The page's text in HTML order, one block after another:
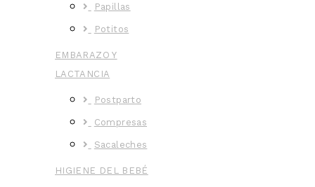
Papillas
Potitos
EMBARAZO Y
LACTANCIA
Postparto
Compresas
Sacaleches
HIGIENE DEL BEBÉ